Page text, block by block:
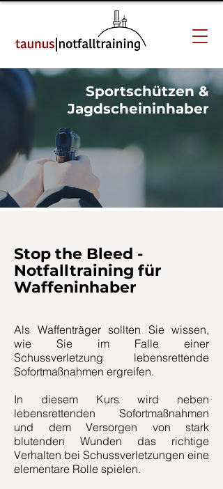
Sportschützen &
Jagdscheininhaber
Als Waffenträger sollten Sie wissen,
wie Sie im Falle einer
Schussverletzung lebensrettende
Sofortmaßnahmen ergreifen.
In diesem Kurs wird neben
lebensrettenden Sofortmaßnahmen
und dem Versorgen von stark
blutenden Wunden das richtige
Verhalten bei Schussverletzungen eine
elementare Rolle spielen.
Stop the Bleed -
Notfalltraining für
Waffeninhaber